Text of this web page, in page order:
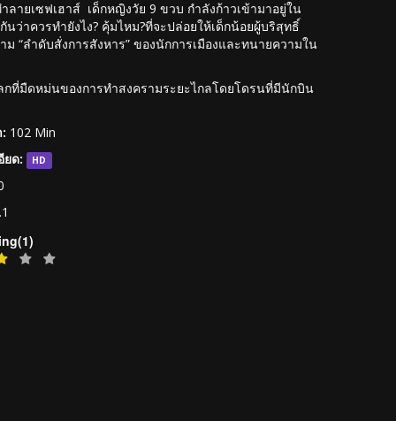
ายเซฟเฮาส์ เด็กหญิงวัย 9 ขวบ กำลังก้าวเข้ามาอยู่ใน
ว่าควรทำยังไง? คุ้มไหม?ที่จะปล่อยให้เด็กน้อยผู้บริสุทธิ์
“ลำดับสั่งการสังหาร” ของนักการเมืองและทนายความใน
กที่มืดหม่นของการทำสงครามระยะไกลโดยโดรนที่มีนักบิน
102 Min
ยด:
HD